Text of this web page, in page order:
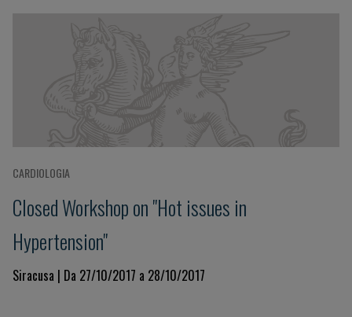
CARDIOLOGIA
Closed Workshop on "Hot issues in
Hypertension"
Siracusa | Da 27/10/2017 a 28/10/2017